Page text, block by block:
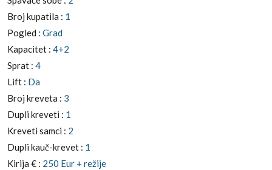
Broj kupatila : 1
Pogled : Grad
Kapacitet : 4+2
Sprat : 4
Lift : Da
Broj kreveta : 3
Dupli kreveti : 1
Kreveti samci : 2
Dupli kauč-krevet : 1
Kirija € : 250 Eur + režije